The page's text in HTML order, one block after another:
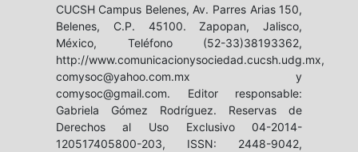
CUCSH Campus Belenes, Av. Parres Arias 150,
Belenes, C.P. 45100. Zapopan, Jalisco,
México, Teléfono (52-33)38193362,
http://www.comunicacionysociedad.cucsh.udg.mx,
comysoc@yahoo.com.mx y
comysoc@gmail.com. Editor responsable:
Gabriela Gómez Rodríguez. Reservas de
Derechos al Uso Exclusivo 04-2014-
120517405800-203, ISSN: 2448-9042,